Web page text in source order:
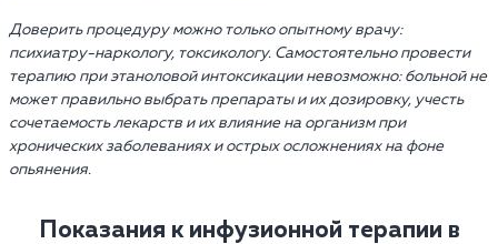
Доверить процедуру можно только опытному врачу:
психиатру-наркологу, токсикологу. Самостоятельно провести
терапию при этаноловой интоксикации невозможно: больной не
может правильно выбрать препараты и их дозировку, учесть
сочетаемость лекарств и их влияние на организм при
хронических заболеваниях и острых осложнениях на фоне
опьянения.
Показания к инфузионной терапии в